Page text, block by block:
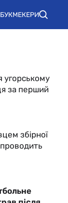
БУКМЕКЕРИ
угорському
за перший
збірної